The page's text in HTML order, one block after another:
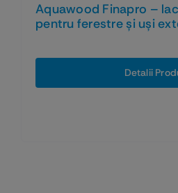
Aquawood Finapro –
pentru ferestre și uși
Detalii